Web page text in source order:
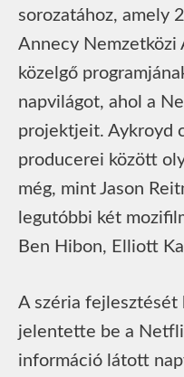
sorozatához, amely
Annecy Nemzetközi
közelgő
napvilágot, ahol a
projektjeit. Aykroyd
producerei között
még, mint Jason
legutóbbi két
Ben Hibon, Elliott
A széria fejlesztését
jelentette be a
információ látott